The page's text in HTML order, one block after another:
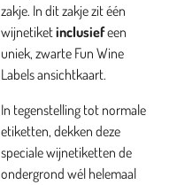
zakje. In dit zakje zit één
wijnetiketinclusiefeen
uniek, zwarte Fun Wine
Labels ansichtkaart.
In tegenstelling tot normale
etiketten, dekken deze
speciale wijnetiketten de
ondergrond wél helemaal